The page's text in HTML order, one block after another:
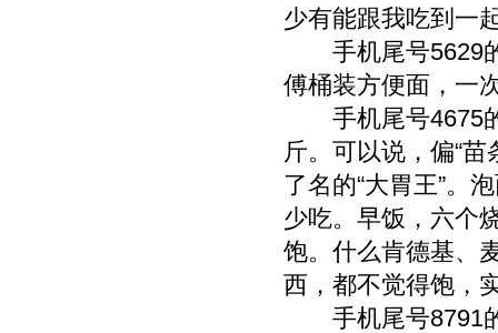
少有能跟我吃到一
手机尾号5629的
傅桶装方便面，一
手机尾号4675的
斤。可以说，偏“
了名的“大胃王”。
少吃。早饭，六个
饱。什么肯德基、
西，都不觉得饱，
手机尾号8791的